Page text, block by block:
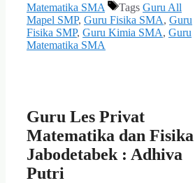
Matematika SMA
Tags Guru All
Mapel SMP, Guru Fisika SMA, Guru
Fisika SMP, Guru Kimia SMA, Guru
Matematika SMA
Guru Les Privat
Matematika dan Fisika
Jabodetabek : Adhiva
Putri